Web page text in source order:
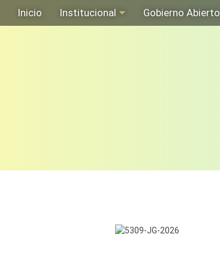
Inicio Institucional Gobierno Abierto